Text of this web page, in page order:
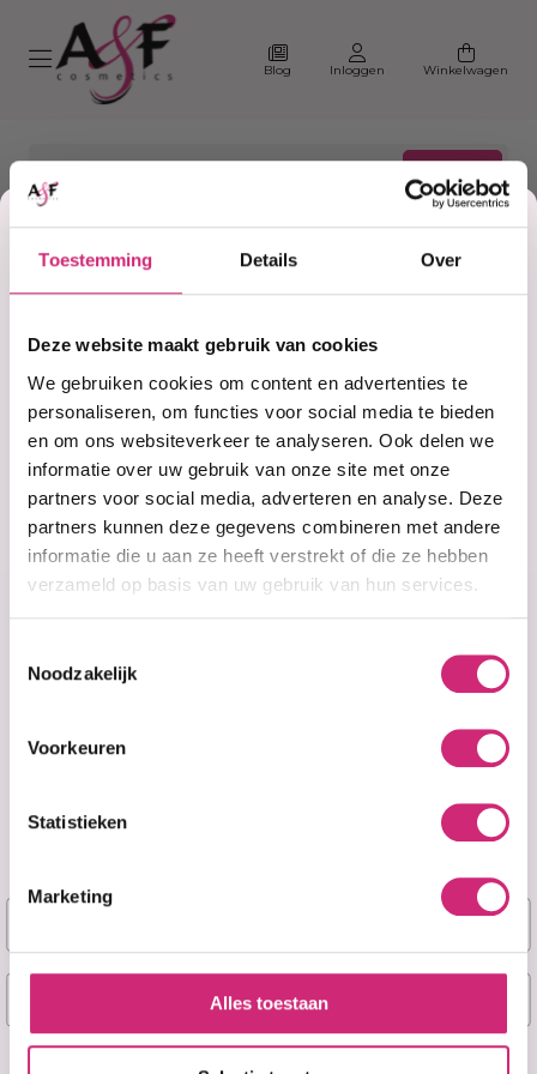
Toestemming Details Over
Deze website maakt gebruik van cookies
We gebruiken cookies om content en advertenties te
personaliseren, om functies voor social media te bieden
en om ons websiteverkeer te analyseren. Ook delen we
informatie over uw gebruik van onze site met onze
partners voor social media, adverteren en analyse. Deze
partners kunnen deze gegevens combineren met andere
informatie die u aan ze heeft verstrekt of die ze hebben
verzameld op basis van uw gebruik van hun services.
Noodzakelijk
Voorkeuren
Statistieken
Marketing
Alles toestaan
Blog Inloggen Winkelwagen
Home #facecream
Producten getagd met
#facecream
Filter Sorteer
Route in Google Maps
KVK: 27260426
Korting
op je
eerste
bestelling
Naam
E-mail